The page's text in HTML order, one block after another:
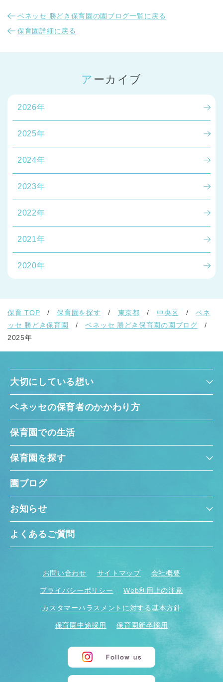
ベネッセ 勝どき保育園の園ブログ一覧に戻る
保育園詳細に戻る
アーカイブ
2026年
2025年
2024年
2023年
2022年
2021年
2020年
保育 TOP 保育園を探す 東京都 中央区
ベネ
ッセ 勝どき保育園
ベネッセ 勝どき保育園の園ブログ
2025年
大切にしている想い
ベネッセの保育者のかかわり方
保育園での生活
保育園を探す
園ブログ
お知らせ
よくあるご質問
お問い合わせ サイトマップ 会社概要
プライバシーポリシー Web利用上の注意
カスタマーハラスメントに対する基本方針
保育園中途採用 保育園新卒採用